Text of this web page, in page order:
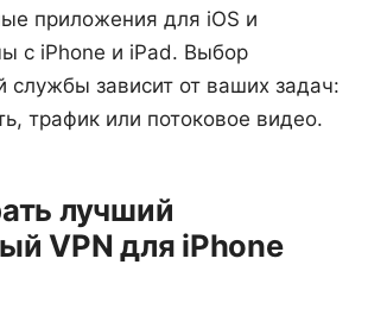
приложения для iOS и
с iPhone и iPad. Выбор
службы зависит от ваших задач:
трафик или потоковое видео.
лучший
VPN для iPhone